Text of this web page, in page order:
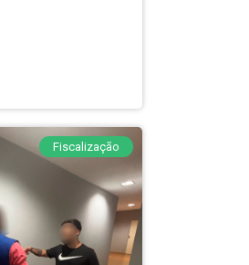
Fiscalização